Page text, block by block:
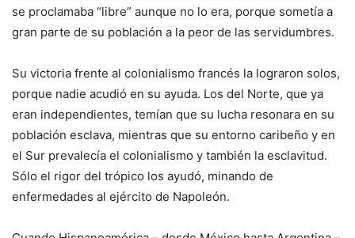
se proclamaba “libre” aunque no lo era, porque sometía a
gran parte de su población a la peor de las servidumbres.
Su victoria frente al colonialismo francés la lograron solos,
porque nadie acudió en su ayuda. Los del Norte, que ya
eran independientes, temían que su lucha resonara en su
población esclava, mientras que su entorno caribeño y en
el Sur prevalecía el colonialismo y también la esclavitud.
Sólo el rigor del trópico los ayudó, minando de
enfermedades al ejército de Napoleón.